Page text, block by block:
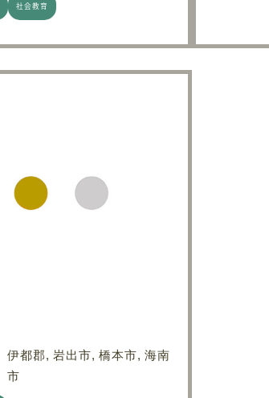
社会教育
伊都郡, 岩出市, 橋本市, 海南
市